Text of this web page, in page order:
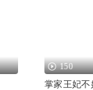
150
掌家王妃不